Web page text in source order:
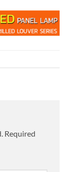
Required